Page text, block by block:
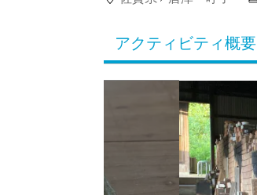
アクティビティ概要